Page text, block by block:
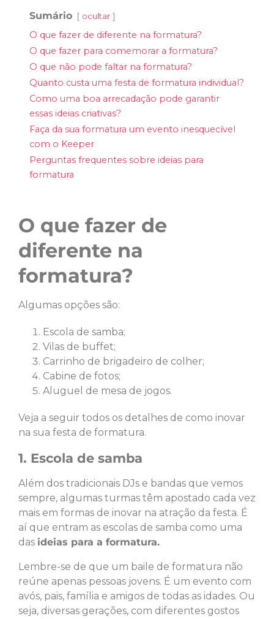
Sumário ocultar
O que fazer de diferente na formatura?
O que fazer para comemorar a formatura?
O que não pode faltar na formatura?
Quanto custa uma festa de formatura individual?
Como uma boa arrecadação pode garantir
essas ideias criativas?
Faça da sua formatura um evento inesquecível
com o Keeper
Perguntas frequentes sobre ideias para
formatura
O que fazer de
diferente na
formatura?
Algumas opções são:
Escola de samba;
Vilas de buffet;
Carrinho de brigadeiro de colher;
Cabine de fotos;
Aluguel de mesa de jogos.
Veja a seguir todos os detalhes de como inovar
na sua festa de formatura.
1. Escola de samba
Além dos tradicionais DJs e bandas que vemos
sempre, algumas turmas têm apostado cada vez
mais em formas de inovar na atração da festa. É
aí que entram as escolas de samba como uma
das ideias para a formatura.
Lembre-se de que um baile de formatura não
reúne apenas pessoas jovens. É um evento com
avós, pais, família e amigos de todas as idades. Ou
seja, diversas gerações, com diferentes gostos